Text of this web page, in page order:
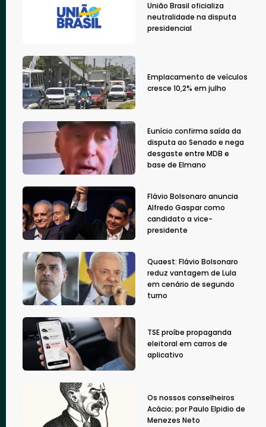
União Brasil oficializa
neutralidade na disputa
presidencial
Emplacamento de veículos
cresce 10,2% em julho
Eunício confirma saída da
disputa ao Senado e nega
desgaste entre MDB e
base de Elmano
Flávio Bolsonaro anuncia
Alfredo Gaspar como
candidato a vice-
presidente
Quaest: Flávio Bolsonaro
reduz vantagem de Lula
em cenário de segundo
turno
TSE proíbe propaganda
eleitoral em carros de
aplicativo
Os nossos conselheiros
Acácio; por Paulo Elpidio de
Menezes Neto